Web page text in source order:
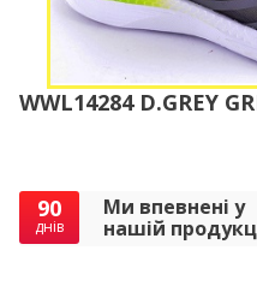
WWL14284 D.GREY
90
днів
Ми впевнені у
нашій